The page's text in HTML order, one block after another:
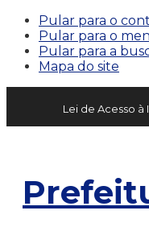
Pular para o
Pular para o
Pular para a
Mapa do site
Lei de Acesso à